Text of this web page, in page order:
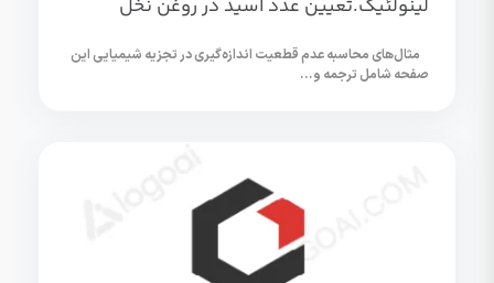
لینولئیک.تعیین عدد اسید در روغن نخل
مثال‌های محاسبه عدم قطعیت اندازه‌گیری در تجزیه شیمیایی این
صفحه شامل ترجمه و...